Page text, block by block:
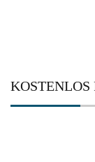
KOSTENLOS